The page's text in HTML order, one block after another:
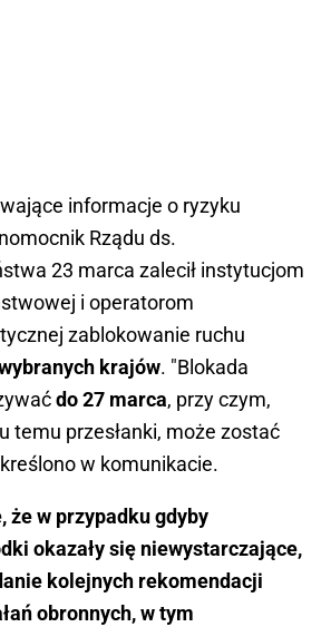
informacje o ryzyku
Rządu ds.
23 marca zalecił instytucjom
i operatorom
zablokowanie ruchu
krajów. "Blokada
do 27 marca, przy czym,
temu przesłanki, może zostać
w komunikacie.
że w przypadku gdyby
okazały się niewystarczające,
kolejnych rekomendacji
obronnych, w tym